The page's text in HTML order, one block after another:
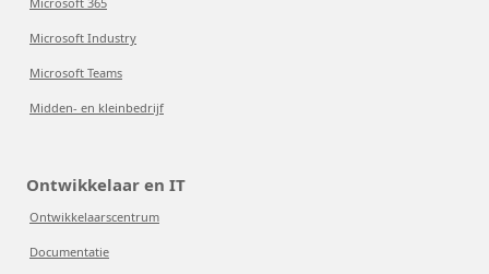
Microsoft Industry
Microsoft Teams
Midden- en kleinbedrijf
Ontwikkelaar en IT
Ontwikkelaarscentrum
Documentatie